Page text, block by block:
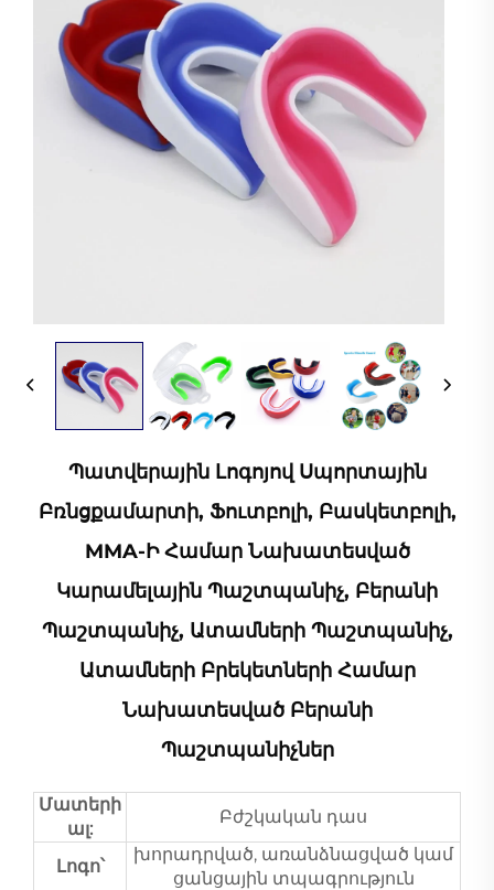
Պատվերային Լոգոյով Սպորտային
Բռնցքամարտի, Ֆուտբոլի, Բասկետբոլի,
MMA-Ի Համար Նախատեսված
Կարամելային Պաշտպանիչ, Բերանի
Պաշտպանիչ, Ատամների Պաշտպանիչ,
Ատամների Բրեկետների Համար
Նախատեսված Բերանի
Պաշտպանիչներ
Մատերի
ալ:
Բժշկական դաս
Լոգո՝
խորադրված, առանձնացված կամ
ցանցային տպագրություն